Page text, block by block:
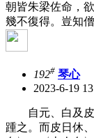
朝皆朱梁佐命，
幾不復得。豈知
192# 琴心
2023-6-19
自元、白及皮
踵之。而皮日休